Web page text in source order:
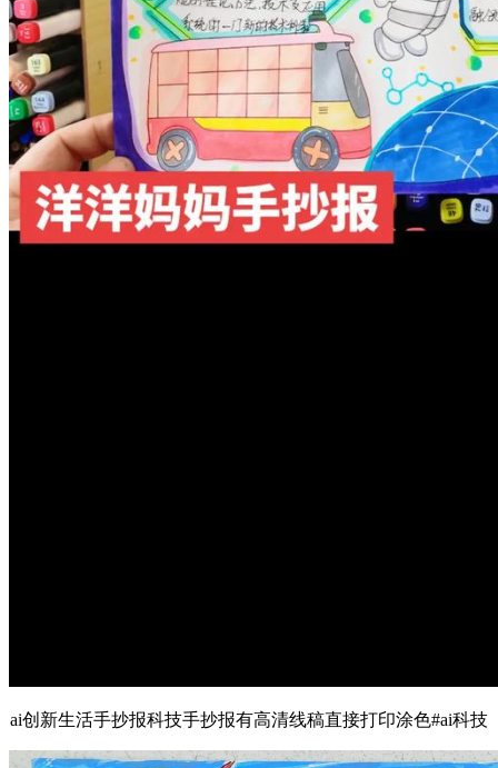
ai创新生活手抄报科技手抄报有高清线稿直接打印涂色#ai科技